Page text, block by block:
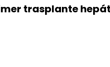
trasplante